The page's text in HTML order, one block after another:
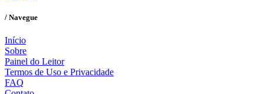
/ Navegue
Início
Sobre
Painel do Leitor
Termos de Uso e Privacidade
FAQ